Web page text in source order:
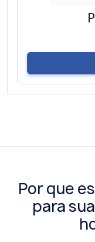
Por que
para